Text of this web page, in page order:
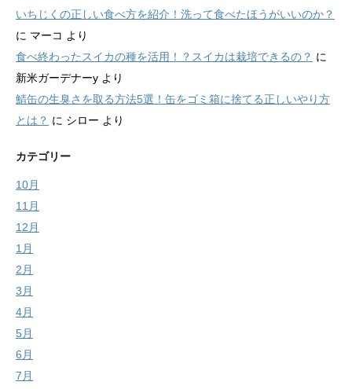
いちじくの正しい食べ方を紹介！洗って食べたほうがいいのか？
に マーコ より
食べ終わったスイカの種を活用！？スイカは栽培できるの？ に
新米ガーデナーy より
鯖缶の生臭さを取る方法5選！缶をゴミ箱に捨てる正しいやり方
とは？ に シロー より
カテゴリー
10月
11月
12月
1月
2月
3月
4月
5月
6月
7月